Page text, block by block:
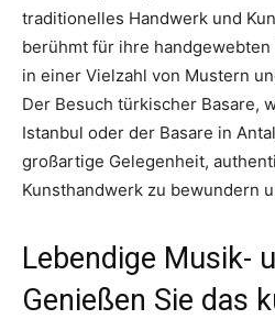
traditionelles Handwerk und
berühmt für ihre
in einer Vielzahl von Mustern
Der Besuch türkischer Basare,
Istanbul oder der Basare in
großartige Gelegenheit,
Kunsthandwerk zu bewundern
Lebendige Musik-
Genießen Sie das